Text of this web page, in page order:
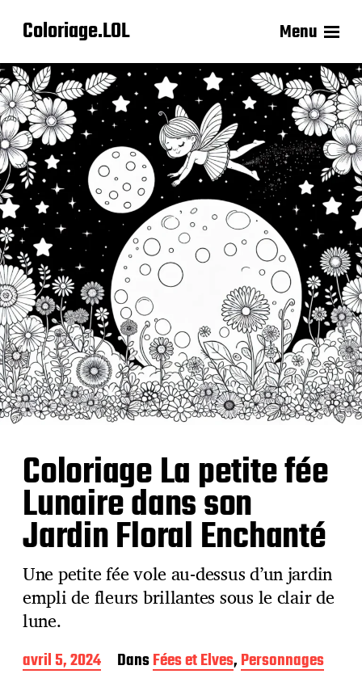
Coloriage.LOL Menu
Coloriage La petite fée
Lunaire dans son
Jardin Floral Enchanté
Une petite fée vole au-dessus d’un jardin
empli de fleurs brillantes sous le clair de
lune.
D
a
avril 5, 2024 DansFées et Elves,Personnages